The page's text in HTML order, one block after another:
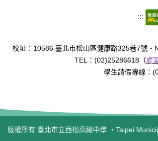
:::
校址：10586 臺北市松山區健康路325巷7號
TEL：(02)25286618（處
學生請假專線：
版權所有 臺北市立西松高級中學 ‧Taipei